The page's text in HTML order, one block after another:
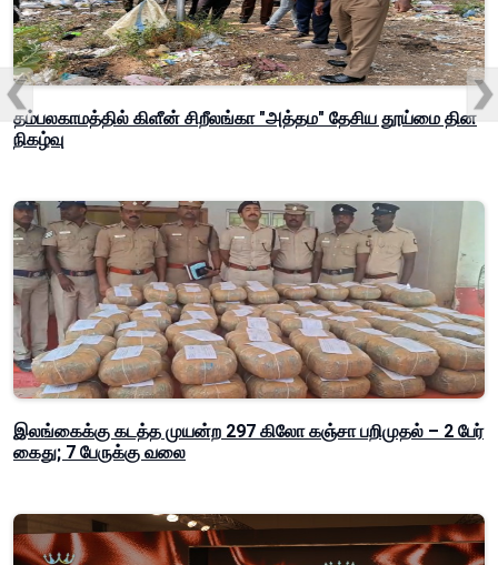
தம்பலகாமத்தில் கிளீன் சிறீலங்கா "அத்தம" தேசிய தூய்மை தின
நிகழ்வு
இலங்கைக்கு கடத்த முயன்ற 297 கிலோ கஞ்சா பறிமுதல் – 2 பேர்
கைது; 7 பேருக்கு வலை